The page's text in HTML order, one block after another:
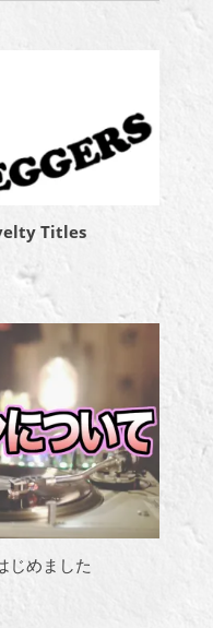
Titles
じめました